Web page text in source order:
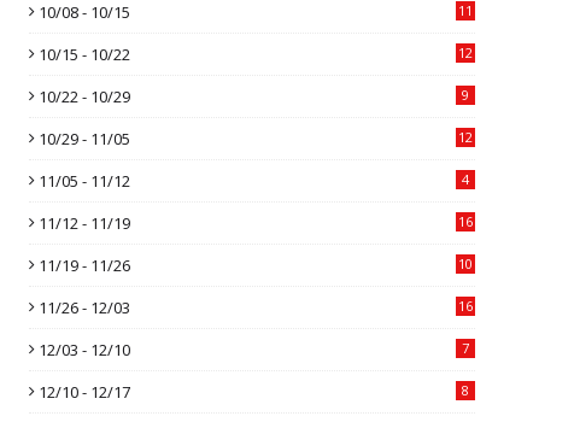
10/08 - 10/15 11
10/15 - 10/22 12
10/22 - 10/29 9
10/29 - 11/05 12
11/05 - 11/12 4
11/12 - 11/19 16
11/19 - 11/26 10
11/26 - 12/03 16
12/03 - 12/10 7
12/10 - 12/17 8